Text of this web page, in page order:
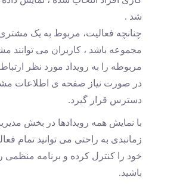
شد .
چنانچه فعالیت، مربوط به یک مشتری
مجموعه باشد ، کاربران می توانند
مربوطه را به رویداد مورد نظر ارتباط
در صورت نیاز صفحه ی اطلاعات
دسترس قرار گیرد.
با نمایش همه رویدادها در بخش
زمانبدی به راحتی می توانید تمام
خود را کنترل کرده و برنامه منظمی
باشید.